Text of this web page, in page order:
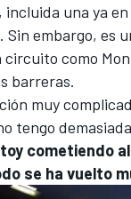
incluida una ya
Sin embargo, es
circuito como
barreras.
muy
tengo
cometiendo
se ha vuelto